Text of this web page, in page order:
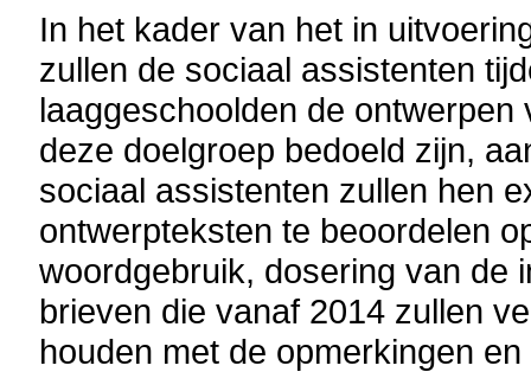
In het kader van het in
zullen de sociaal assistenten
laaggeschoolden de
deze doelgroep bedoeld zijn,
sociaal assistenten zullen hen
ontwerpteksten te beoordelen
woordgebruik, dosering van de
brieven die vanaf 2014 zullen
houden met de opmerkingen